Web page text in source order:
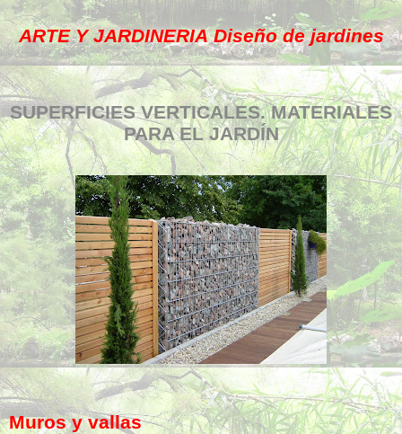
ARTE Y JARDINERIADiseño de jardines
SUPERFICIES VERTICALES. MATERIALES
PARA EL JARDÍN
Muros y vallas